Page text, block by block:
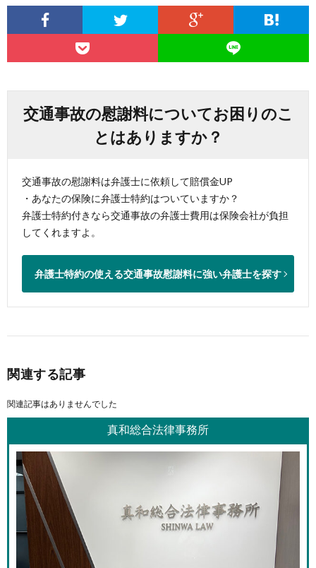
交通事故の慰謝料についてお困りのこ
とはありますか？
交通事故の慰謝料は弁護士に依頼して賠償金UP
・あなたの保険に弁護士特約はついていますか？
弁護士特約付きなら交通事故の弁護士費用は保険会社が負担
してくれますよ。
弁護士特約の使える交通事故慰謝料に強い弁護士を探す
関連する記事
関連記事はありませんでした
真和総合法律事務所